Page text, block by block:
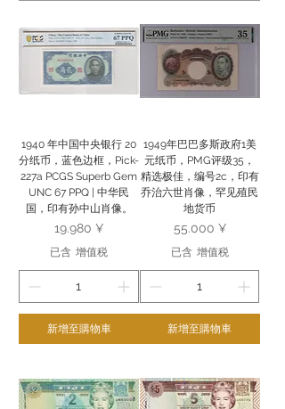
1940 年中国中央银行 20
分纸币，蓝色边框，Pick-
227a PCGS Superb Gem
UNC 67 PPQ | 中华民
国，印有孙中山肖像。
價格
19.980 ¥
已含 增值税
新增至購物車
1949年巴巴多斯政府1美
元纸币，PMG评级35，
精选极佳，编号2c，印有
乔治六世肖像，罕见殖民
地货币
價格
55.000 ¥
已含 增值税
新增至購物車